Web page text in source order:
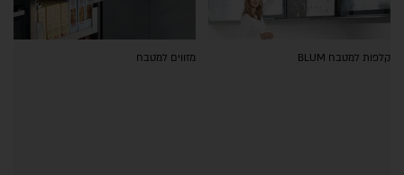
קלפות למטבח BLUM מזווים למטבח